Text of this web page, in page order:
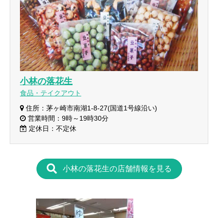
小林の落花生
食品・テイクアウト
住所：茅ヶ崎市南湖1-8-27(国道1号線沿い)
営業時間：9時～19時30分
定休日：不定休
小林の落花生の店舗情報を見る